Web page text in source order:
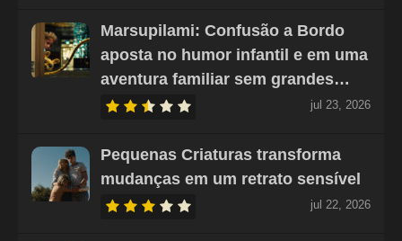
Marsupilami: Confusão a Bordo
aposta no humor infantil e em uma
aventura familiar sem grandes…
jul 23, 2026
Pequenas Criaturas transforma
mudanças em um retrato sensível
jul 22, 2026